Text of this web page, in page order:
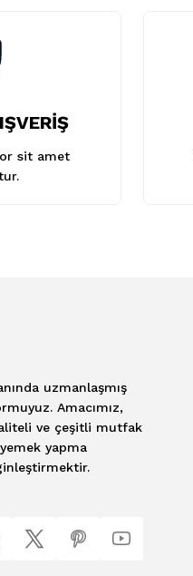
sit amet
uzmanlaşmış
Amacımız,
ve çeşitli mutfak
yapma